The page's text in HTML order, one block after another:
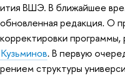
ВШЭ. В ближайшее
редакция. О
программы,
. В первую
структуры